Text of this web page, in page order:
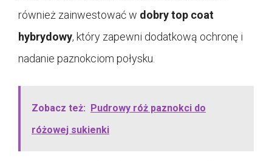
również zainwestować w dobry top coat
hybrydowy, który zapewni dodatkową ochronę i
nadanie paznokciom połysku.
Zobacz też: Pudrowy róż paznokci do
różowej sukienki